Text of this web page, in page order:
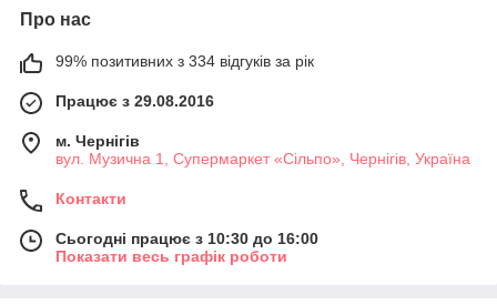
Про нас
99% позитивних з 334 відгуків за рік
Працює з 29.08.2016
м. Чернігів
вул. Музична 1, Супермаркет «Сільпо», Чернігів, Україна
Контакти
Сьогодні працює з 10:30 до 16:00
Показати весь графік роботи